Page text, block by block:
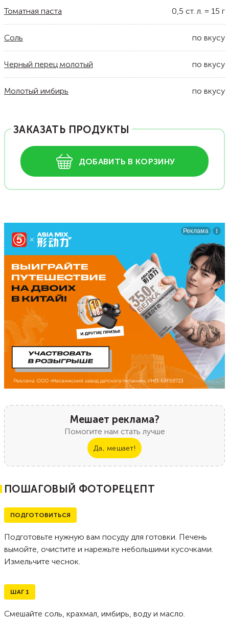
Томатная паста 0,5 ст. л. = 15 г
Соль по вкусу
Черный перец молотый по вкусу
Молотый имбирь по вкусу
ЗАКАЗАТЬ ПРОДУКТЫ
ДОБАВИТЬ В КОРЗИНУ
Мешает реклама?
Помогите нам стать лучше
Да, мешает!
ПОШАГОВЫЙ ФОТОРЕЦЕПТ
ПОДГОТОВИТЬСЯ
Подготовьте нужную вам посуду для готовки. Печень
вымойте, очистите и нарежьте небольшими кусочками.
Измельчите чеснок.
ШАГ 1
Смешайте соль, крахмал, имбирь, воду и масло.